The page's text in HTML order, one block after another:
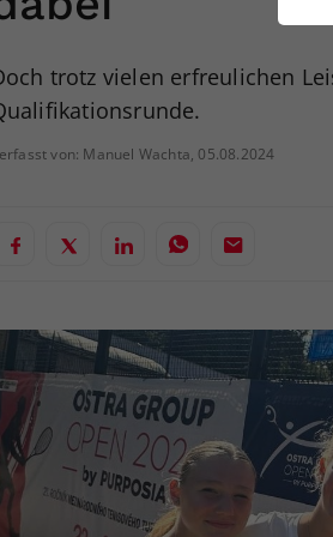
trotz vielen erfreulichen
von: Manuel Wachta, 05.08.2024